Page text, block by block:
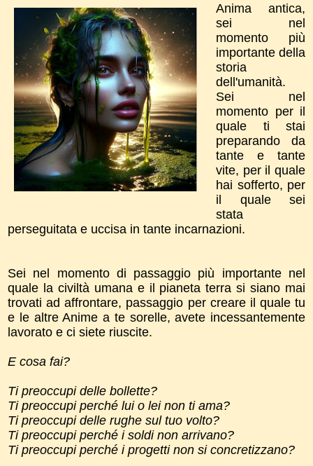
Anima antica,
sei nel
momento più
importante della
storia
dell'umanità.
Sei nel
momento per il
quale ti stai
preparando da
tante e tante
vite, per il quale
hai sofferto, per
il quale sei
stata
perseguitata e uccisa in tante incarnazioni.
Sei nel momento di passaggio più importante nel
quale la civiltà umana e il pianeta terra si siano mai
trovati ad affrontare, passaggio per creare il quale tu
e le altre Anime a te sorelle, avete incessantemente
lavorato e ci siete riuscite.
E cosa fai?
Ti preoccupi delle bollette?
Ti preoccupi perché lui o lei non ti ama?
Ti preoccupi delle rughe sul tuo volto?
Ti preoccupi perché i soldi non arrivano?
Ti preoccupi perché i progetti non si concretizzano?